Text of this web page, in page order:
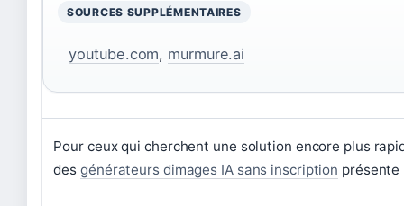
SOURCES SUPPLÉMENTAIRES
youtube.com, murmure.ai
Pour ceux qui cherchent une solution encore plus
desgénérateurs dimages IA sans inscription présente